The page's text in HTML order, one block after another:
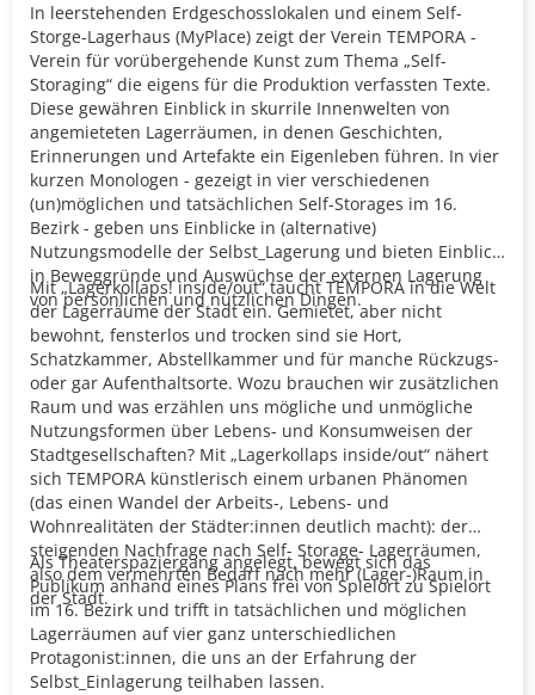
In leerstehenden Erdgeschosslokalen und einem Self-
Storge-Lagerhaus (MyPlace) zeigt der Verein TEMPORA -
Verein für vorübergehende Kunst zum Thema „Self-
Storaging“ die eigens für die Produktion verfassten Texte.
Diese gewähren Einblick in skurrile Innenwelten von
angemieteten Lagerräumen, in denen Geschichten,
Erinnerungen und Artefakte ein Eigenleben führen. In vier
kurzen Monologen - gezeigt in vier verschiedenen
(un)möglichen und tatsächlichen Self-Storages im 16.
Bezirk - geben uns Einblicke in (alternative)
Nutzungsmodelle der Selbst_Lagerung und bieten Einblick
in Beweggründe und Auswüchse der externen Lagerung
von persönlichen und nützlichen Dingen.
Mit „Lagerkollaps! inside/out“ taucht TEMPORA in die Welt
der Lagerräume der Stadt ein. Gemietet, aber nicht
bewohnt, fensterlos und trocken sind sie Hort,
Schatzkammer, Abstellkammer und für manche Rückzugs-
oder gar Aufenthaltsorte. Wozu brauchen wir zusätzlichen
Raum und was erzählen uns mögliche und unmögliche
Nutzungsformen über Lebens- und Konsumweisen der
Stadtgesellschaften? Mit „Lagerkollaps inside/out“ nähert
sich TEMPORA künstlerisch einem urbanen Phänomen
(das einen Wandel der Arbeits-, Lebens- und
Wohnrealitäten der Städter:innen deutlich macht): der
steigenden Nachfrage nach Self- Storage- Lagerräumen,
also dem vermehrten Bedarf nach mehr (Lager-)Raum in
der Stadt.
Als Theaterspaziergang angelegt, bewegt sich das
Publikum anhand eines Plans frei von Spielort zu Spielort
im 16. Bezirk und trifft in tatsächlichen und möglichen
Lagerräumen auf vier ganz unterschiedlichen
Protagonist:innen, die uns an der Erfahrung der
Selbst_Einlagerung teilhaben lassen.